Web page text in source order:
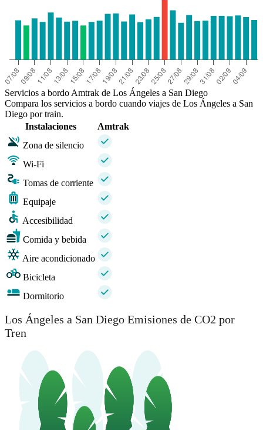
Servicios a bordo Amtrak de Los Ángeles a San Diego
Compara los servicios a bordo cuando viajes de Los Ángeles a San
Diego por train.
Instalaciones
Amtrak
Zona de silencio
Wi-Fi
Tomas de corriente
Equipaje
Accesibilidad
Comida y bebida
Aire acondicionado
Bicicleta
Dormitorio
Los Ángeles a San Diego Emisiones de CO2 por
Tren